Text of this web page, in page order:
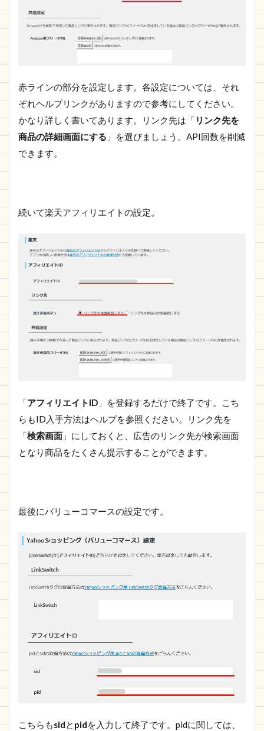
赤ラインの部分を設定します。各設定については、それ
ぞれヘルプリンクがありますので参考にしてください。
かなり詳しく書いてあります。リンク先は「 リンク先を
商品の詳細画面にする 」を選びましょう。API回数を削減
できます。
続いて楽天アフィリエイトの設定。
「アフィリエイトID 」を登録するだけで終了です。こち
らもID入手方法はヘルプを参照ください。リンク先を
「検索画面 」にしておくと、広告のリンク先が検索画面
となり商品をたくさん提示することができます。
最後にバリューコマースの設定です。
こちらもsidと pidを入力して終了です。pidに関しては、